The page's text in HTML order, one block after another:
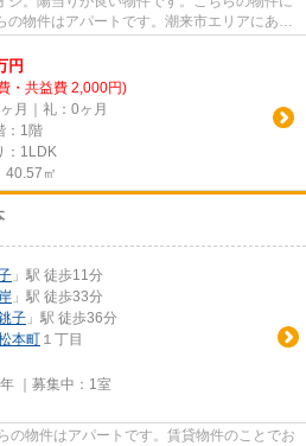
の物件はアパートです。潮来市エリアにある
円
・共益費 2,000円)
月｜礼：0ヶ月
：1階
：1LDK
40.57㎡
」駅 徒歩11分
」駅 徒歩33分
子 」駅 徒歩36分
本町 １丁目
｜募集中： 1室
の物件はアパートです。賃貸物件のことでお